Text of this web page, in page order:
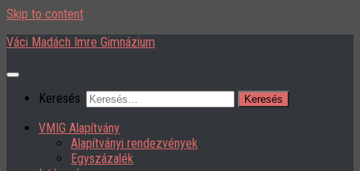
Skip to content
Váci Madách Imre Gimnázium
Keresés:
VMIG Alapítvány
Alapítványi rendezvények
Egyszázalék